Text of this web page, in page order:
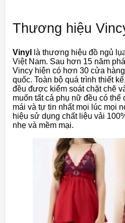
Thương hiệu
Vinyl
là thương hiệu đồ ngủ
Việt Nam. Sau hơn 15 năm
Vincy hiện có hơn 30 cửa
quốc. Toàn bộ quá trình thiết
đều được kiểm soát chặt chẽ
muốn tất cả phụ nữ đều có thể
mái và tự tin nhất mọi lúc mọi
hiệu sử dụng chất liệu vải
nhẹ và mềm mại.